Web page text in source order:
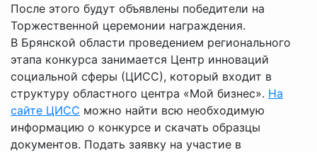
После этого будут объявлены победители на
Торжественной церемонии награждения.
В Брянской области проведением регионального
этапа конкурса занимается Центр инноваций
социальной сферы (ЦИСС), который входит в
структуру областного центра «Мой бизнес». На
сайте ЦИСС можно найти всю необходимую
информацию о конкурсе и скачать образцы
документов. Подать заявку на участие в